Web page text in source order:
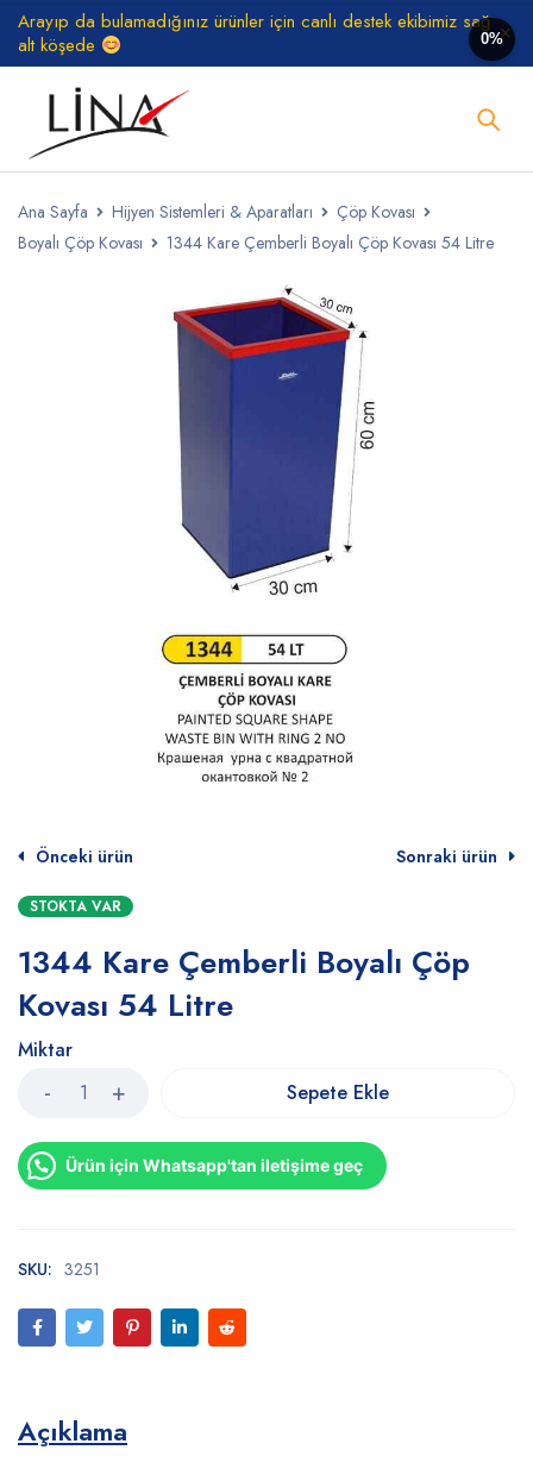
Arayıp da bulamadığınız ürünler için canlı destek ekibimiz sağ
alt köşede
Ana Sayfa Hijyen Sistemleri & Aparatları
Çöp Kovası
Boyalı Çöp Kovası
1344 Kare Çemberli Boyalı Çöp Kovası 54 Litre
Önceki ürün Sonraki ürün
STOKTA VAR
1344 Kare Çemberli Boyalı Çöp
Kovası 54 Litre
Miktar
Sepete Ekle
Ürün için Whatsapp'tan iletişime geç
SKU: 3251
Açıklama
0%